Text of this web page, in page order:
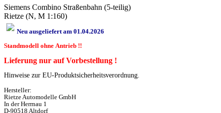
Siemens Combino Straßenbahn (5-teilig)
Rietze (N, M 1:160)
Neu ausgeliefert am 01.04.2026
Standmodell ohne Antrieb !!
Lieferung nur auf Vorbestellung !
Hinweise zur EU-Produktsicherheitsverordnung.
Hersteller:
Rietze Automodelle GmbH
In der Herrnau 1
D-90518 Altdorf